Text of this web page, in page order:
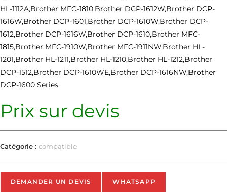
HL-1112A,Brother MFC-1810,Brother DCP-1612W,Brother DCP-
1616W,Brother DCP-1601,Brother DCP-1610W,Brother DCP-
1612,Brother DCP-1616W,Brother DCP-1610,Brother MFC-
1815,Brother MFC-1910W,Brother MFC-1911NW,Brother HL-
1201,Brother HL-1211,Brother HL-1210,Brother HL-1212,Brother
DCP-1512,Brother DCP-1610WE,Brother DCP-1616NW,Brother
DCP-1600 Series.
Prix sur devis
Catégorie : compatible
DEMANDER UN DEVIS WHATSAPP